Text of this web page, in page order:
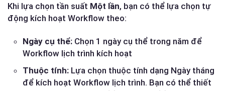
Khi lựa chọn tần suất Một lần, bạn có thể lựa chọn tự
động kích hoạt Workflow theo:
Ngày cụ thể: Chọn 1 ngày cụ thể trong năm để
Workflow lịch trình kích hoạt
Thuộc tính: Lựa chọn thuộc tính dạng Ngày tháng
để kích hoạt Workflow lịch trình. Bạn có thể thiết